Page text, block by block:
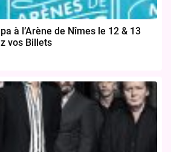
à l’Arène de Nîmes le 12 & 13
vos Billets